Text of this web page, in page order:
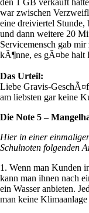
war zwischen
eine dreiviertel Stunde,
und dann weitere 20
Servicemensch gab
kÃ¶nne, es gÃ¤be halt
Das Urteil:
Liebe Gravis-
am liebsten gar keine
Die Note 5 –
Hier in einer
Schulnoten folgenden
1. Wenn man Kunden
kann man ihnen nach
ein Wasser anbieten.
man keine Klimaanlage